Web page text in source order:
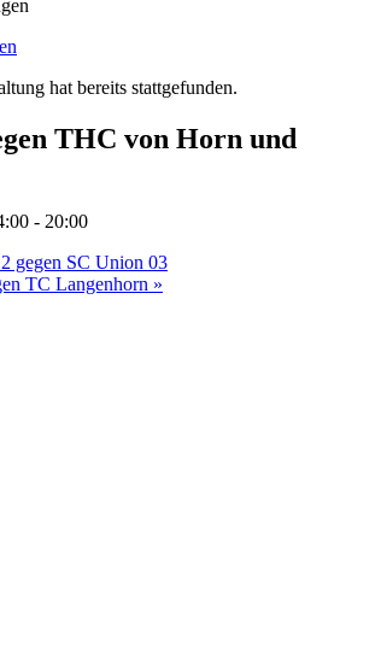
hat bereits stattgefunden.
THC von Horn und
- 20:00
gegen SC Union 03
TC Langenhorn »